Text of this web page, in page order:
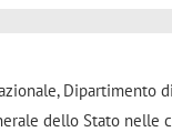
Dipartimento
dello Stato nelle